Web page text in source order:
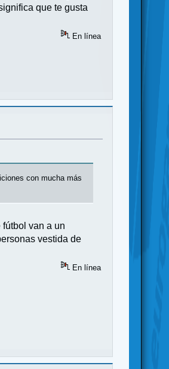
que te gusta
En línea
con mucha más
van a un
vestida de
En línea